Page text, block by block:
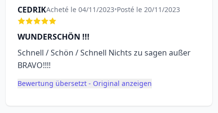
CEDRIKAcheté le 04/11/2023•Posté le 20/11/2023
WUNDERSCHÖN !!!
Schnell / Schön / Schnell Nichts zu sagen außer
BRAVO!!!!
Bewertung übersetzt - Original anzeigen